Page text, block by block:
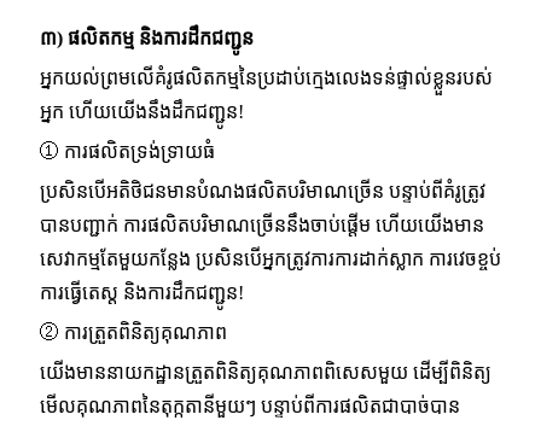
៣) ផលិតកម្ម និងការដឹកជញ្ជូន
អ្នកយល់ព្រមលើគំរូផលិតកម្មនៃប្រដាប់ក្មេងលេងទន់ផ្ទាល់ខ្លួនរបស់
អ្នក ហើយយើងនឹងដឹកជញ្ជូន!
① ការផលិតទ្រង់ទ្រាយធំ
ប្រសិនបើអតិថិជនមានបំណងផលិតបរិមាណច្រើន បន្ទាប់ពីគំរូត្រូវ
បានបញ្ជាក់ ការផលិតបរិមាណច្រើននឹងចាប់ផ្តើម ហើយយើងមាន
សេវាកម្មតែមួយកន្លែង ប្រសិនបើអ្នកត្រូវការការដាក់ស្លាក ការវេចខ្ចប់
ការធ្វើតេស្ត និងការដឹកជញ្ជូន!
② ការត្រួតពិនិត្យគុណភាព
យើងមាននាយកដ្ឋានត្រួតពិនិត្យគុណភាពពិសេសមួយ ដើម្បីពិនិត្យ
មើលគុណភាពនៃតុក្កតានីមួយៗ បន្ទាប់ពីការផលិតជាបាច់បាន